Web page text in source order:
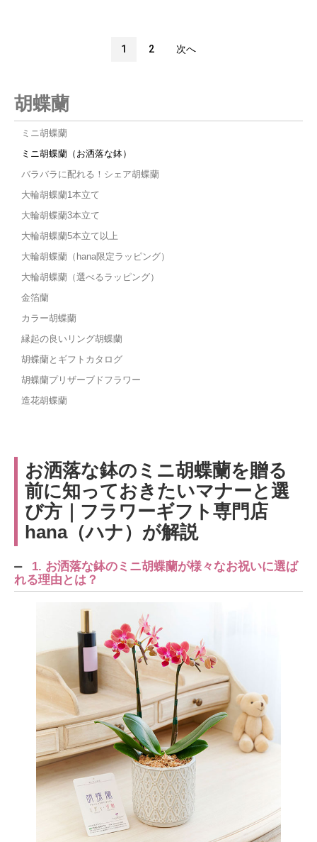
1 2 次へ
胡蝶蘭
ミニ胡蝶蘭
ミニ胡蝶蘭（お洒落な鉢）
バラバラに配れる！シェア胡蝶蘭
大輪胡蝶蘭1本立て
大輪胡蝶蘭3本立て
大輪胡蝶蘭5本立て以上
大輪胡蝶蘭（hana限定ラッピング）
大輪胡蝶蘭（選べるラッピング）
金箔蘭
カラー胡蝶蘭
縁起の良いリング胡蝶蘭
胡蝶蘭とギフトカタログ
胡蝶蘭プリザーブドフラワー
造花胡蝶蘭
お洒落な鉢のミニ胡蝶蘭を贈る
前に知っておきたいマナーと選
び方｜フラワーギフト専門店
hana（ハナ）が解説
1. お洒落な鉢のミニ胡蝶蘭が様々なお祝いに選ば
れる理由とは？